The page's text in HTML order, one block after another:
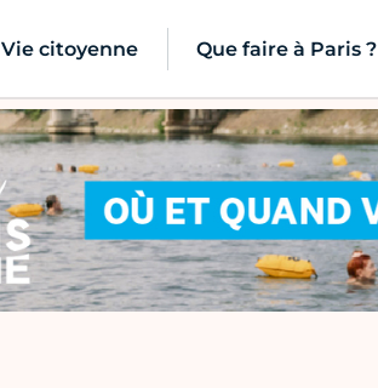
Vie citoyenne Que faire à Paris ?